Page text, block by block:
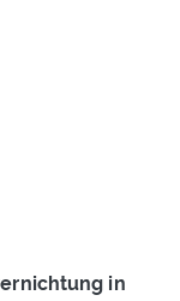
in